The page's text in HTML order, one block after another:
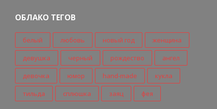
ОБЛАКО ТЕГОВ
белый любовь новый год женщина
девушка черный рождество ангел
девочка юмор hand-made кукла
тильда сплюшка заяц фея